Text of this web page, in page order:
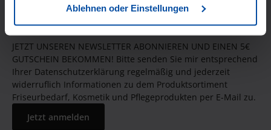
Ablehnen oder Einstellungen
JETZT UNSEREN NEWSLETTER ABONNIEREN UND EINEN 5€
GUTSCHEIN BEKOMMEN! Bitte senden Sie mir entsprechend
Ihrer Datenschutzerklärung regelmäßig und jederzeit
widerruflich Informationen zu dem Produktsortiment
Friseurbedarf, Kosmetik und Pflegeprodukten per E-Mail zu.
Jetzt anmelden